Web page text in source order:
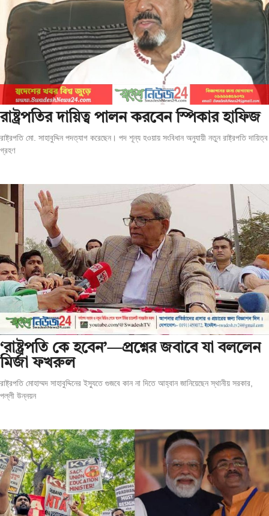
রাষ্ট্রপতির দায়িত্ব পালন করবেন স্পিকার হাফিজ
রাষ্ট্রপতি মো. সাহাবুদ্দিন পদত্যাগ করেছেন। পদ শূন্য হওয়ায় সংবিধান অনুযায়ী নতুন রাষ্ট্রপতি দায়িত্ব
গ্রহণ
‘রাষ্ট্রপতি কে হবেন’—প্রশ্নের জবাবে যা বললেন
মির্জা ফখরুল
রাষ্ট্রপতি মোহাম্মদ সাহাবুদ্দিনের ইস্যুতে গুজবে কান না দিতে আহ্বান জানিয়েছেন স্থানীয় সরকার,
পল্লী উন্নয়ন